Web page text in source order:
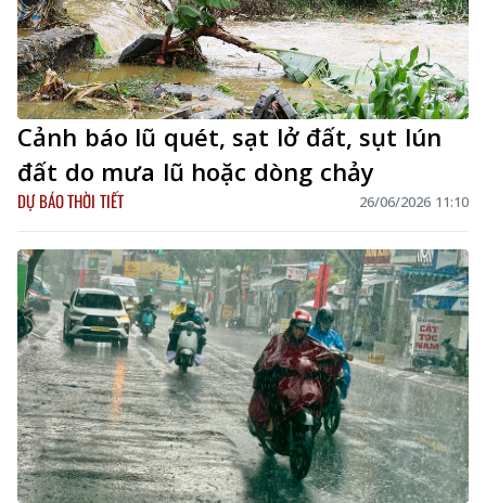
Cảnh báo lũ quét, sạt lở đất, sụt lún
đất do mưa lũ hoặc dòng chảy
DỰ BÁO THỜI TIẾT 26/06/2026 11:10